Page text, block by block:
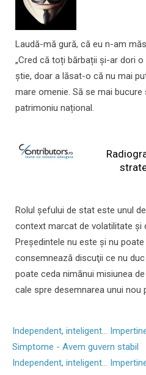
Laudă-mă gură, că eu n-am
„Cred că toți bărbații și-ar dori
știe, doar a lăsat-o că nu mai
mare omenie. Să se mai bucure
patrimoniu național.
Rolul şefului de stat este unul
context marcat de volatilitate şi
Preşedintele nu este şi nu
consemnează discuţii ce nu
poate ceda nimănui misiunea
cale spre desemnarea unui nou
Independent, inteligent...
Simptome - Avem guvern stabil
Independent, inteligent...